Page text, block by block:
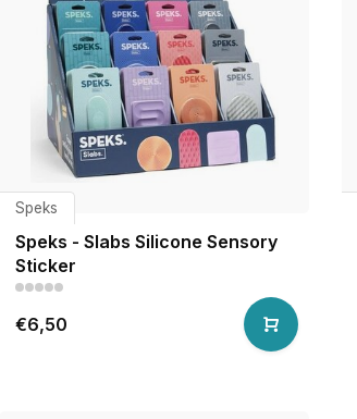
Speks
Speks - Slabs Silicone Sensory
Sticker
€6,50